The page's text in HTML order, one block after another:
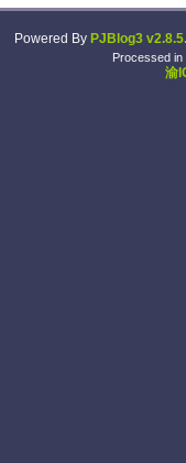
Powered By PJBlog3
Processed in
渝